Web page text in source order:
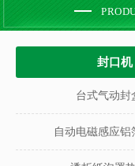
封口机
台式气动封
自动电磁感应铝